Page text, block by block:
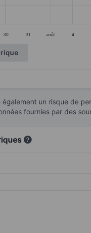
30 31 août 4
un risque de
fournies par des